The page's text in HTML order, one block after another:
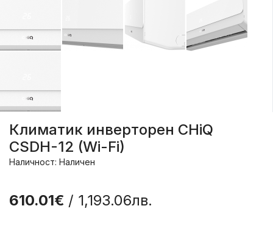
Климатик инверторен CHiQ
CSDH-12 (Wi-Fi)
Наличност: Наличен
610.01€ / 1,193.06лв.